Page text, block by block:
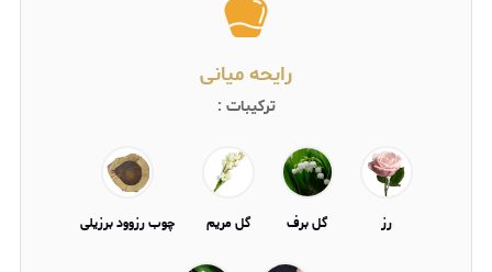
رایحه میانی
ترکیبات :
رز گل برف گل مریم چوب رزوود برزیلی